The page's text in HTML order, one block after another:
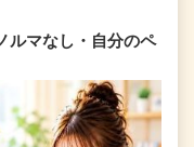
ルマなし・自分のペ